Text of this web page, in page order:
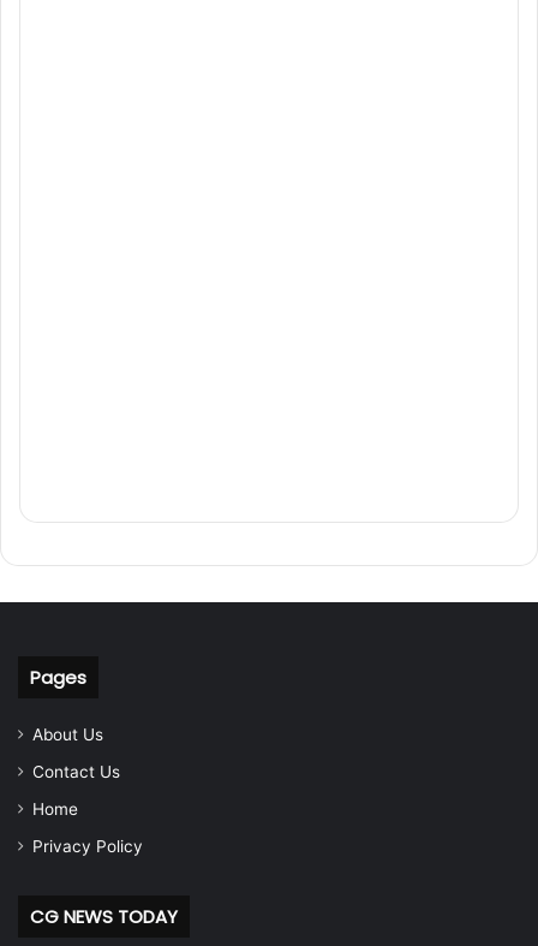
Pages
About Us
Contact Us
Home
Privacy Policy
CG NEWS TODAY